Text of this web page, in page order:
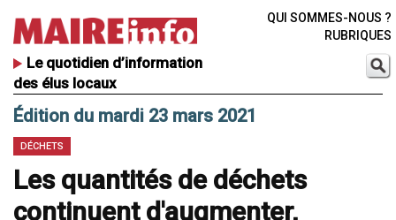
Le quotidien d’information
des élus locaux
QUI SOMMES-NOUS ?
RUBRIQUES
Édition du mardi 23 mars 2021
DÉCHETS
Les quantités de déchets
continuent d'augmenter,